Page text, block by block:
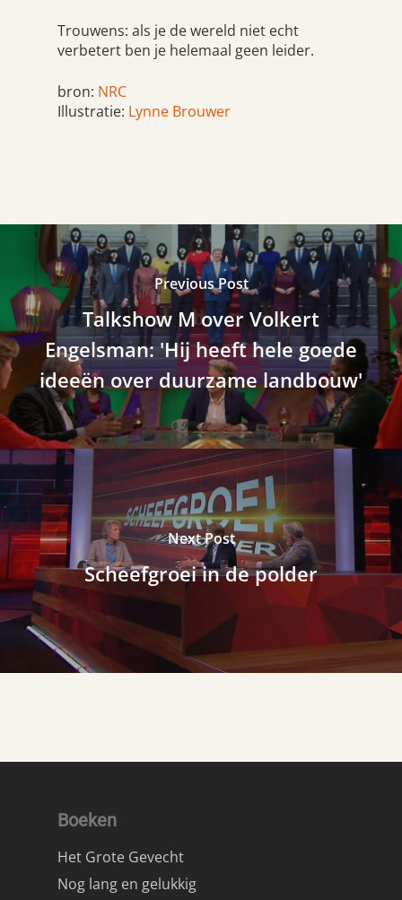
Trouwens: als je de wereld niet echt
verbetert ben je helemaal geen leider.
bron: NRC
Illustratie: Lynne Brouwer
Previous Post
Talkshow M over Volkert
Engelsman: 'Hij heeft hele goede
ideeën over duurzame landbouw'
Next Post
Scheefgroei in de polder
Boeken
Het Grote Gevecht
Nog lang en gelukkig